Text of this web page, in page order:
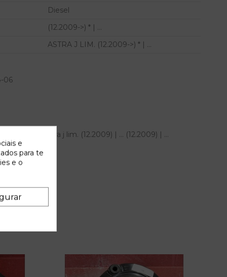
Diesel
(12.2009->) * | ...
ASTRA J LIM. (12.2009->) * | ...
06
para opel astra j lim. (12.2009) | ... (12.2009) | ...
e
para te
e o